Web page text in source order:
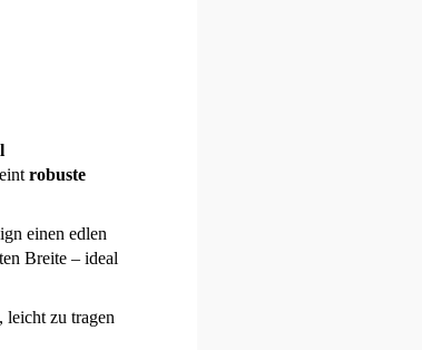
robuste
einen edlen
Breite – ideal
, leicht zu tragen